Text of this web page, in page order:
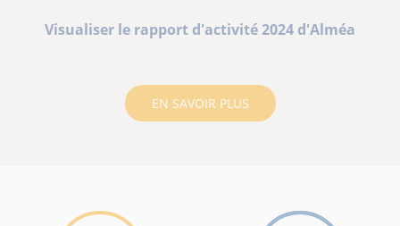
Visualiser le rapport d'activité 2024 d'Alméa
EN SAVOIR PLUS